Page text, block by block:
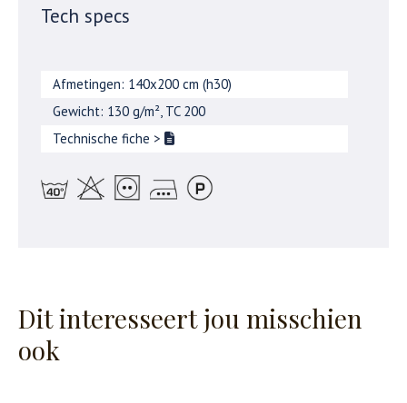
Tech specs
Afmetingen: 140x200 cm (h30)
Gewicht: 130 g/m², TC 200
Technische fiche >
Dit interesseert jou misschien
ook